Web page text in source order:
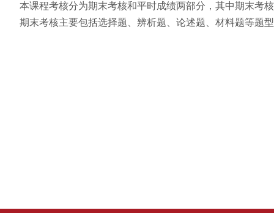
本课程考核分为期末考核和平时成绩两部分，其中期末考
期末考核主要包括选择题、辨析题、论述题、材料题等题